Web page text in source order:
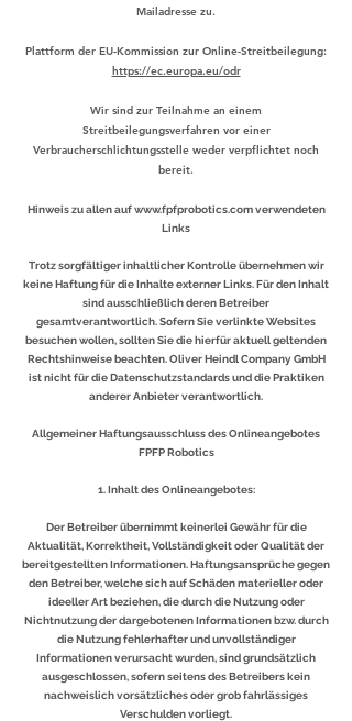
Mailadresse zu.
Plattform der EU-Kommission zur Online-Streitbeilegung:
https://ec.europa.eu/odr
Wir sind zur Teilnahme an einem
Streitbeilegungsverfahren vor einer
Verbraucherschlichtungsstelle weder verpflichtet noch
bereit.
Hinweis zu allen aufwww.fpfprobotics.com verwendeten
Links
Trotz sorgfältiger inhaltlicher Kontrolle übernehmen wir
keine Haftung für die Inhalte externer Links. Für den Inhalt
sind ausschließlich deren Betreiber
gesamtverantwortlich. Sofern Sie verlinkte Websites
besuchen wollen, sollten Sie die hierfür aktuell geltenden
Rechtshinweise beachten. Oliver Heindl Company GmbH
ist nicht für die Datenschutzstandards und die Praktiken
anderer Anbieter verantwortlich.
Allgemeiner Haftungsausschluss des Onlineangebotes
FPFP Robotics
1. Inhalt des Onlineangebotes:
Der Betreiber übernimmt keinerlei Gewähr für die
Aktualität, Korrektheit, Vollständigkeit oder Qualität der
bereitgestellten Informationen. Haftungsansprüche gegen
den Betreiber, welche sich auf Schäden materieller oder
ideeller Art beziehen, die durch die Nutzung oder
Nichtnutzung der dargebotenen Informationen bzw. durch
die Nutzung fehlerhafter und unvollständiger
Informationen verursacht wurden, sind grundsätzlich
ausgeschlossen, sofern seitens des Betreibers kein
nachweislich vorsätzliches oder grob fahrlässiges
Verschulden vorliegt.